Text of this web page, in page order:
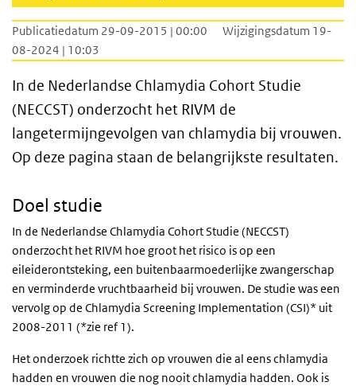
Publicatiedatum 29-09-2015 | 00:00
Wijzigingsdatum 19-
08-2024 | 10:03
In de Nederlandse Chlamydia Cohort Studie
(NECCST) onderzocht het RIVM de
langetermijngevolgen van chlamydia bij vrouwen.
Op deze pagina staan de belangrijkste resultaten.
Doel studie
In de Nederlandse Chlamydia Cohort Studie (NECCST)
onderzocht het RIVM hoe groot het risico is op een
eileiderontsteking, een buitenbaarmoederlijke zwangerschap
en verminderde vruchtbaarheid bij vrouwen. De studie was een
vervolg op de Chlamydia Screening Implementation (CSI)* uit
2008-2011 (*zie ref 1).
Het onderzoek richtte zich op vrouwen die al eens chlamydia
hadden en vrouwen die nog nooit chlamydia hadden. Ook is